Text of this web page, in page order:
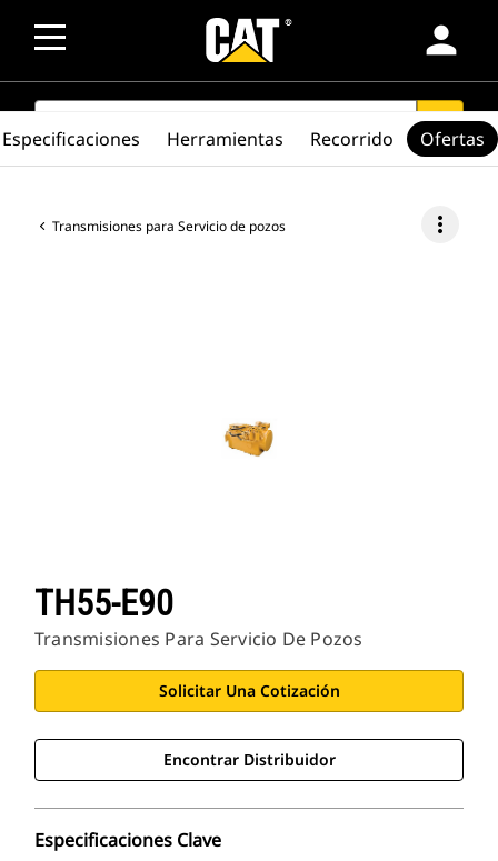
person
SEARCH search
Transmisiones para Servicio de pozos more_vert
TH55-E90
Transmisiones Para Servicio De Pozos
Solicitar Una Cotización
Encontrar Distribuidor
Especificaciones Clave
Especificaciones Herramientas Recorrido Ofertas